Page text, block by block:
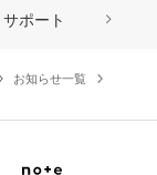
サポート
お知らせ一覧